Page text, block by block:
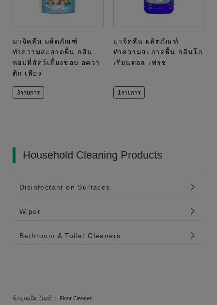
มาจิคลีน ผลิตภัณฑ์
ทำความสะอาดพื้น กลิ่น
หอมที่สัตว์เลี้ยงชอบ อควา
ติก เพียว
3รายการ
มาจิคลีน ผลิตภัณฑ์
ทำความสะอาดพื้น กลิ่นโอ
เรียนทอล เฟรช
1รายการ
Household Cleaning Products
Disinfectant on Surfaces
Wiper
Bathroom & Toilet Cleaners
ข้อมูลผลิตภัณฑ์ Floor Cleaner